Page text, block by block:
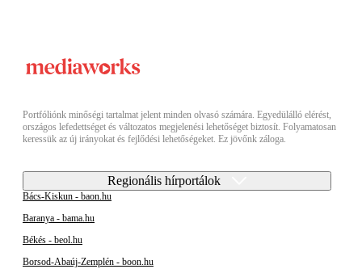
Portfóliónk minőségi tartalmat jelent minden olvasó számára. Egyedülálló elérést,
országos lefedettséget és változatos megjelenési lehetőséget biztosít. Folyamatosan
keressük az új irányokat és fejlődési lehetőségeket. Ez jövőnk záloga.
Regionális hírportálok
Bács-Kiskun - baon.hu
Baranya - bama.hu
Békés - beol.hu
Borsod-Abaúj-Zemplén - boon.hu